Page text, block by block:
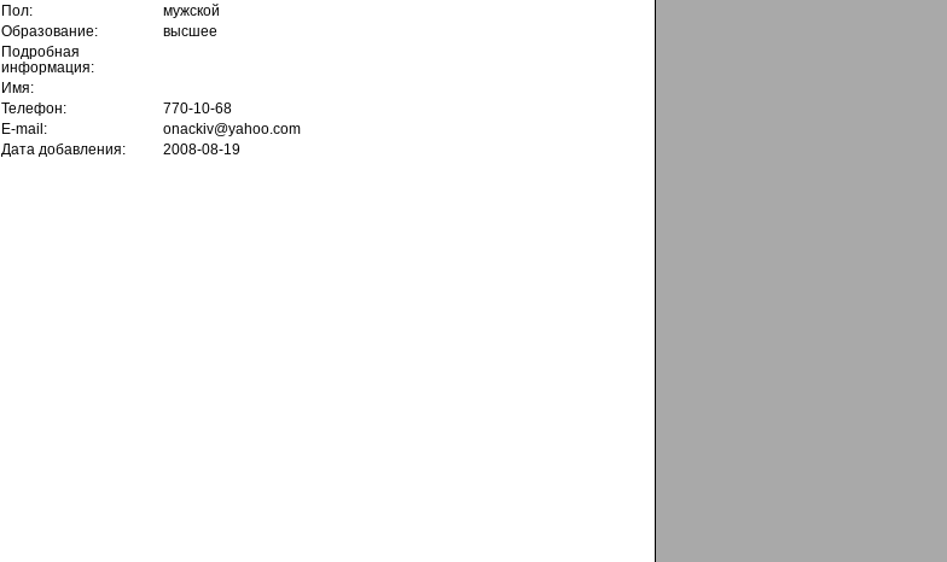
Пол:
мужской
Образование:
высшее
Подробная
информация:
Имя:
Телефон:
770-10-68
E-mail:
onackiv@yahoo.com
Дата добавления:
2008-08-19